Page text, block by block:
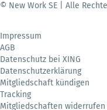
© New Work SE | Alle
Impressum
AGB
Datenschutz bei XING
Datenschutzerklärung
Mitgliedschaft kündigen
Tracking
Mitgliedschaften widerrufen